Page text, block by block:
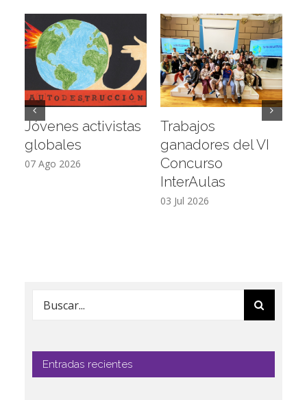
Jóvenes activistas
globales
07 Ago 2026
Trabajos
ganadores del VI
Concurso
InterAulas
03 Jul 2026
Buscar:
Entradas recientes